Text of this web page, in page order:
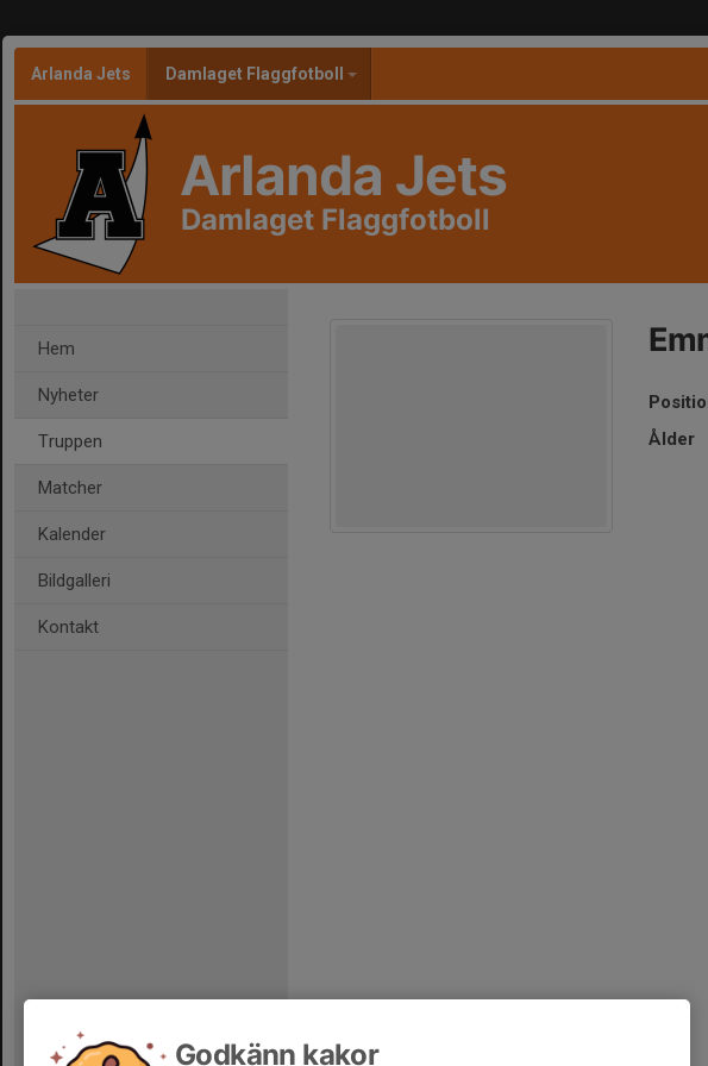
Arlanda Jets Damlaget Flaggfotboll
Arlanda Jets
Damlaget Flaggfotboll
Hem
Nyheter
Truppen
Matcher
Kalender
Bildgalleri
Kontakt
Ålder
Godkänn kakor